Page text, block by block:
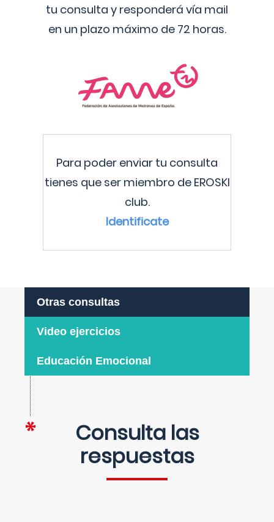
tu consulta y responderá vía mail
en un plazo máximo de 72 horas.
Para poder enviar tu consulta
tienes que ser miembro de EROSKI
club.
Identificate
Otras consultas
Video ejercicios
Educación Emocional
Consulta las
respuestas